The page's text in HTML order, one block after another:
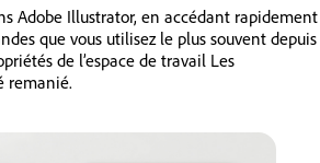
Adobe Illustrator, en accédant rapidement
que vous utilisez le plus souvent depuis
de l’espace de travail Les
remanié.